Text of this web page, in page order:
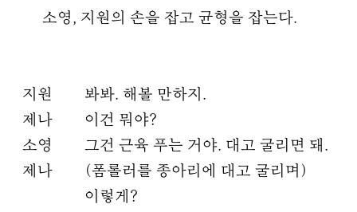
소영, 지원의 손을 잡고 균형을 잡는다.
지원
봐봐. 해볼 만하지.
제나
이건 뭐야?
소영
그건 근육 푸는 거야. 대고 굴리면 돼.
제나
(폼롤러를 종아리에 대고 굴리며)
이렇게?